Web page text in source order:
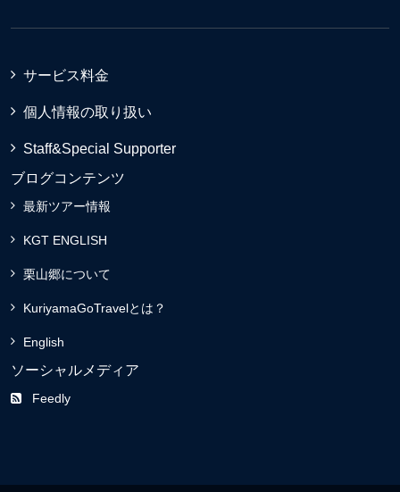
サービス料金
個人情報の取り扱い
Staff&Special Supporter
ブログコンテンツ
最新ツアー情報
KGT ENGLISH
栗山郷について
KuriyamaGoTravelとは？
English
ソーシャルメディア
Feedly